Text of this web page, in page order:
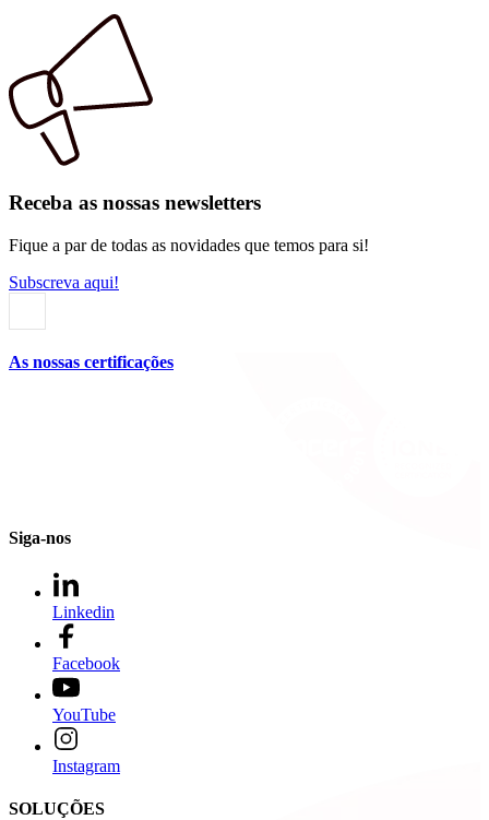
Receba as nossas newsletters
Fique a par de todas as novidades que temos para si!
Subscreva aqui!
As nossas certificações
Siga-nos
Linkedin
Facebook
YouTube
Instagram
SOLUÇÕES